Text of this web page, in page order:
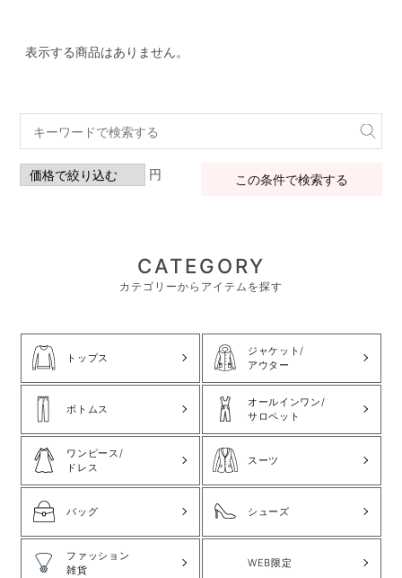
表示する商品はありません。
円 この条件で検索する
CATEGORY
カテゴリーからアイテムを探す
トップス
ジャケット/
アウター
ボトムス
オールインワン/
サロペット
ワンピース/
ドレス
スーツ
バッグ シューズ
ファッション
雑貨
WEB限定